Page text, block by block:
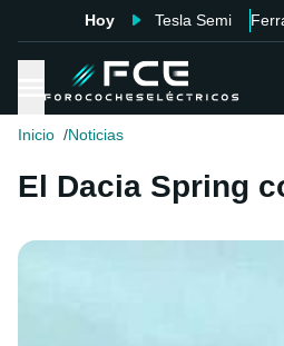
Hoy Tesla Semi
Inicio Noticias
El Dacia Spring